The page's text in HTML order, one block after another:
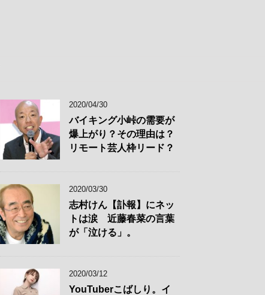
2020/04/30
バイキング小峠の需要が
爆上がり？その理由は？
リモート芸人枠リード？
2020/03/30
志村けん【訃報】にネッ
トは涙 近藤春菜の言葉
が「泣ける」。
2020/03/12
YouTuberこばしり。イ